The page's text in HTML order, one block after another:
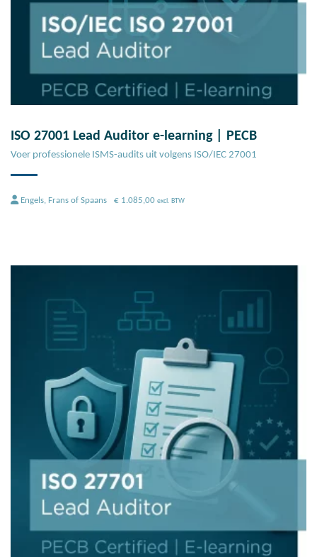
ISO 27001 Lead Auditor e-learning | PECB
Voer professionele ISMS-audits uit volgens ISO/IEC 27001
Engels, Frans of Spaans € 1.085,00 excl. BTW